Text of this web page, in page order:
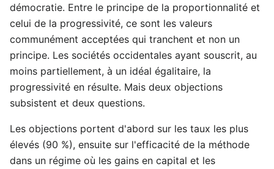
démocratie. Entre le principe de la proportionnalité et
celui de la progressivité, ce sont les valeurs
communément acceptées qui tranchent et non un
principe. Les sociétés occidentales ayant souscrit, au
moins partiellement, à un idéal égalitaire, la
progressivité en résulte. Mais deux objections
subsistent et deux questions.
Les objections portent d'abord sur les taux les plus
élevés (90 %), ensuite sur l'efficacité de la méthode
dans un régime où les gains en capital et les